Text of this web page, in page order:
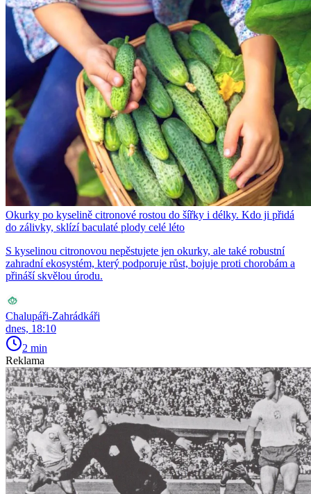
Okurky po kyselině citronové rostou do šířky i délky. Kdo ji přidá
do zálivky, sklízí baculaté plody celé léto
S kyselinou citronovou nepěstujete jen okurky, ale také robustní
zahradní ekosystém, který podporuje růst, bojuje proti chorobám a
přináší skvělou úrodu.
Chalupáři-Zahrádkáři
dnes, 18:10
2 min
Reklama